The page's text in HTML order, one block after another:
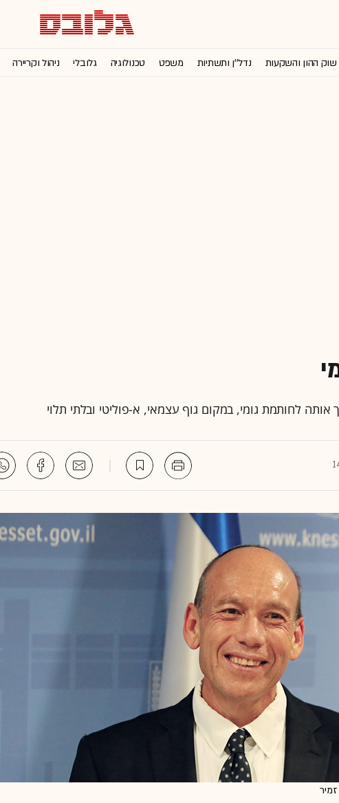
שוק ההון והשקעות נדל''ן ותשתיות משפט טכנולוגיה גלובלי ניהול וקריירה
לחותמת גומי, במקום גוף עצמאי, א-פוליטי ובלתי תלוי